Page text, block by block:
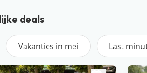
deals
Vakanties in mei Last